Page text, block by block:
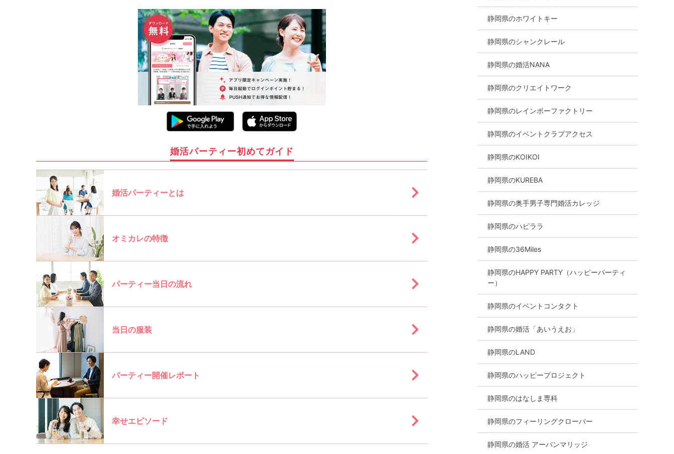
婚活パーティー初めてガイド
婚活パーティーとは
オミカレの特徴
パーティー当日の流れ
当日の服装
パーティー開催レポート
幸せエピソード
静岡県のホワイトキー
静岡県のシャンクレール
静岡県の婚活NANA
静岡県のクリエイトワーク
静岡県のレインボーファクトリー
静岡県のイベントクラブアクセス
静岡県のKOIKOI
静岡県のKUREBA
静岡県の奥手男子専門婚活カレッジ
静岡県のハピララ
静岡県の36Miles
静岡県のHAPPY PARTY（ハッピーパーティ
ー）
静岡県のイベントコンタクト
静岡県の婚活「あいうえお」
静岡県のLAND
静岡県のハッピープロジェクト
静岡県のはなしま専科
静岡県のフィーリングクローバー
静岡県の婚活 アーバンマリッジ